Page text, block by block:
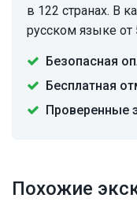
в 122 странах. В
русском языке от
Безопасная
Бесплатная
Проверенные
Похожие